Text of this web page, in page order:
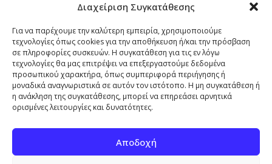
Διαχείριση Συγκατάθεσης
Για να παρέχουμε την καλύτερη εμπειρία, χρησιμοποιούμε
τεχνολογίες όπως cookies για την αποθήκευση ή/και την πρόσβαση
σε πληροφορίες συσκευών. Η συγκατάθεση για τις εν λόγω
τεχνολογίες θα μας επιτρέψει να επεξεργαστούμε δεδομένα
προσωπικού χαρακτήρα, όπως συμπεριφορά περιήγησης ή
μοναδικά αναγνωριστικά σε αυτόν τον ιστότοπο. Η μη συγκατάθεση ή
η ανάκληση της συγκατάθεσης, μπορεί να επηρεάσει αρνητικά
ορισμένες λειτουργίες και δυνατότητες.
Αποδοχή
Προσαρμογή & Φιλοξενία από την
Copyright © Pierrou Attorneys 2026
Κοινοποιήστε:
Facebook X